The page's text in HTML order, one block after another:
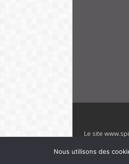
Le site
villages. Club
Nous utilisons des